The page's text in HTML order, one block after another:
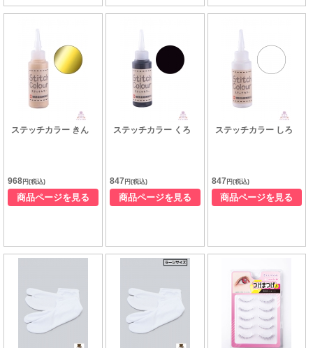
ステッチカラー きん
968 円(税込)
商品ページを見る
ステッチカラー くろ
847 円(税込)
商品ページを見る
ステッチカラー しろ
847 円(税込)
商品ページを見る